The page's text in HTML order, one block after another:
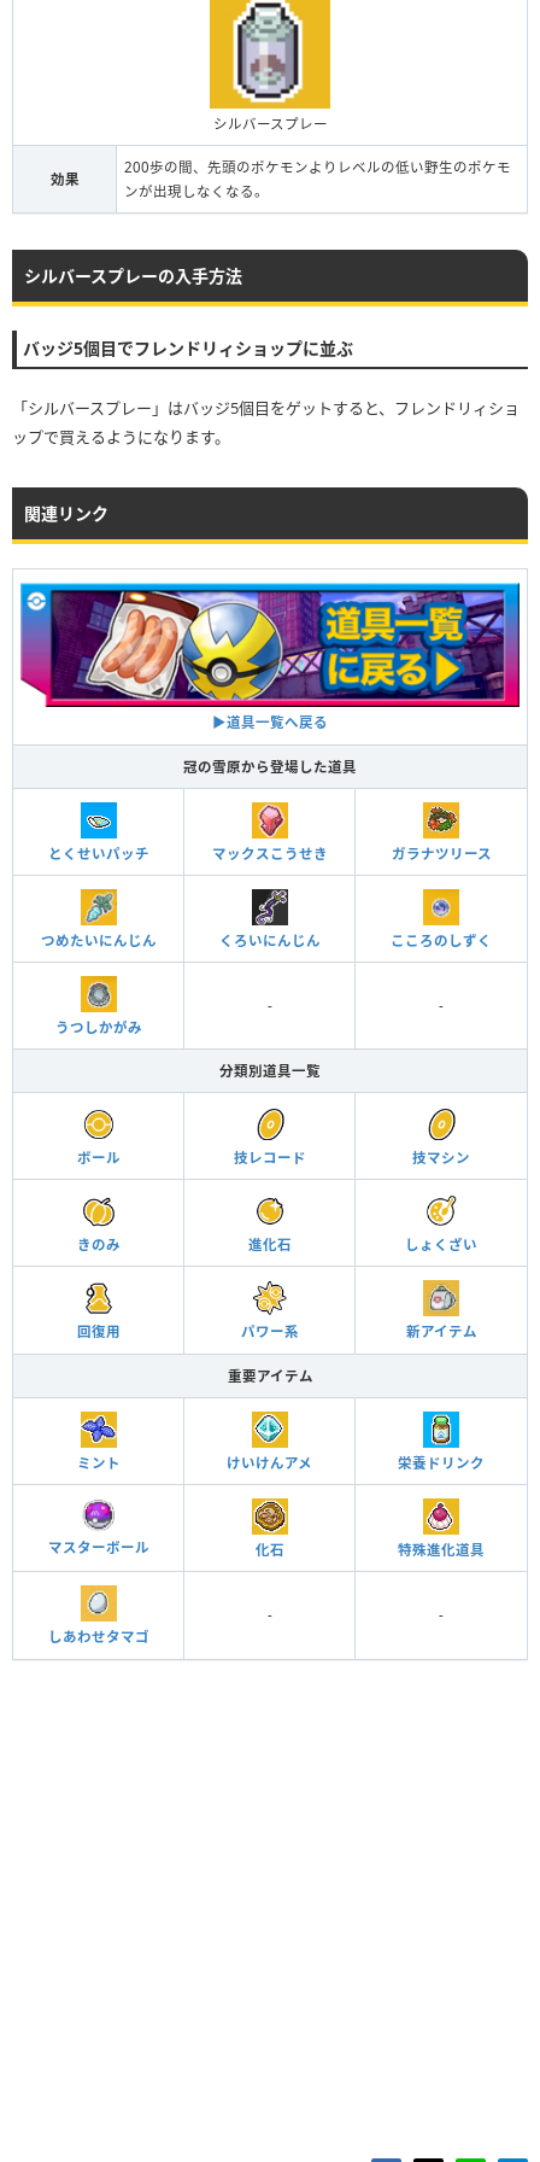
シルバースプレー
効果
200歩の間、先頭のポケモンよりレベルの低い野生のポケモ
ンが出現しなくなる。
シルバースプレーの入手方法
バッジ5個目でフレンドリィショップに並ぶ
「シルバースプレー」はバッジ5個目をゲットすると、フレンドリィショ
ップで買えるようになります。
関連リンク
▶道具一覧へ戻る
冠の雪原から登場した道具
とくせいパッチ マックスこうせき ガラナツリース
つめたいにんじん くろいにんじん こころのしずく
うつしかがみ
- -
分類別道具一覧
ボール 技レコード 技マシン
きのみ 進化石 しょくざい
回復用 パワー系 新アイテム
重要アイテム
ミント けいけんアメ 栄養ドリンク
マスターボール 化石 特殊進化道具
しあわせタマゴ
- -